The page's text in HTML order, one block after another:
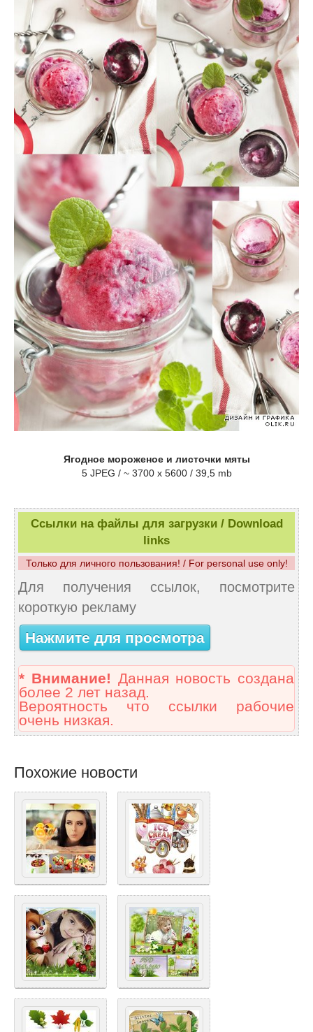
Ягодное мороженое и листочки мяты
5 JPEG / ~ 3700 x 5600 / 39,5 mb
Ссылки на файлы для загрузки / Download
links
Только для личного пользования! / For personal use only!
Для получения ссылок, посмотрите
короткую рекламу
Нажмите для просмотра
* Внимание! Данная новость создана
более 2 лет назад.
Вероятность что ссылки рабочие
очень низкая.
Похожие новости